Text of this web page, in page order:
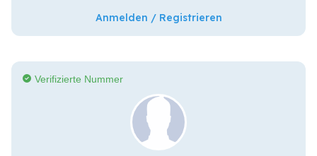
Anmelden / Registrieren
Verifizierte Nummer